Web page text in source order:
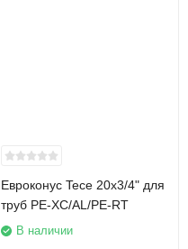
Евроконус Tece 20х3/4" для
труб PE-XC/AL/PE-RT
В наличии